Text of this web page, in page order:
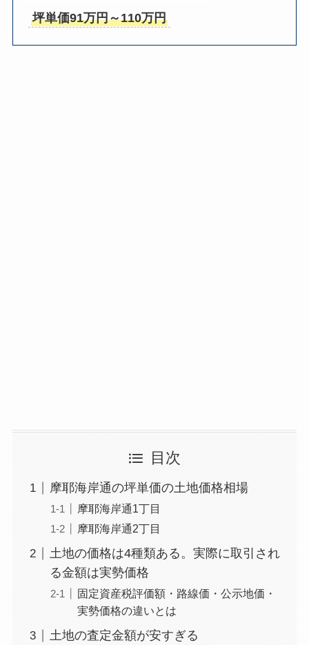
坪単価91万円～110万円
目次
摩耶海岸通の坪単価の土地価格相場
摩耶海岸通1丁目
摩耶海岸通2丁目
土地の価格は4種類ある。実際に取引され
る金額は実勢価格
固定資産税評価額・路線価・公示地価・
実勢価格の違いとは
土地の査定金額が安すぎる